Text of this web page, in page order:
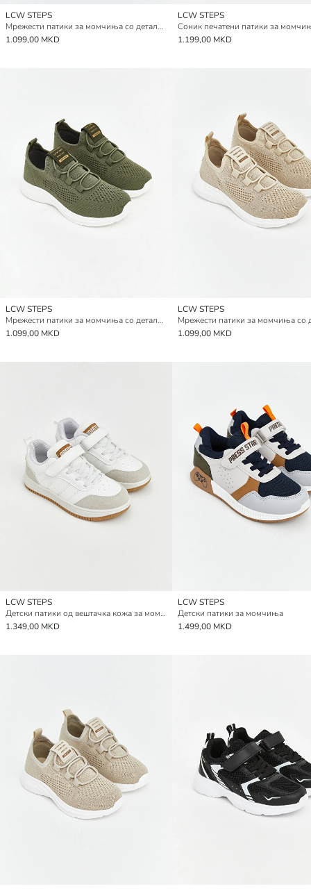
LCW STEPS
Мрежести патики за момчиња со детали од мрежа
1.099,00 MKD
LCW STEPS
Соник печатени патики за
1.199,00 MKD
LCW STEPS
Мрежести патики за момчиња со детали од мрежа
1.099,00 MKD
LCW STEPS
1.099,00 MKD
LCW STEPS
Детски патики од вештачка кожа за момчиња
1.349,00 MKD
LCW STEPS
Детски патики за момчиња
1.499,00 MKD